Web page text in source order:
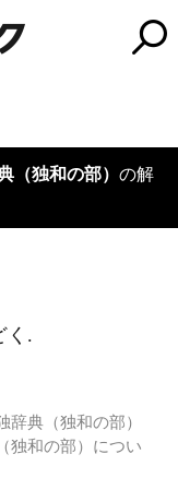
（独和の部） の解
く.
典（独和の部）
独和の部）につい